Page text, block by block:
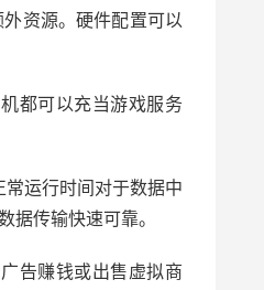
资源。硬件配置可以
都可以充当游戏服务
运行时间对于数据中
据传输快速可靠。
告赚钱或出售虚拟商